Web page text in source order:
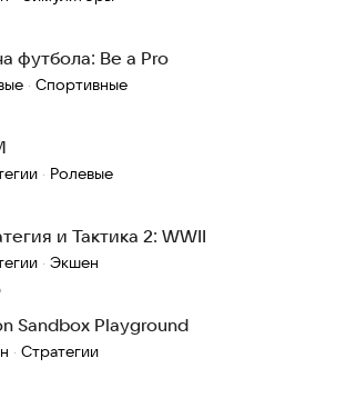
футбола: Be a Pro
· Спортивные
· Ролевые
и Тактика 2: WWII
· Экшен
Sandbox Playground
· Стратегии